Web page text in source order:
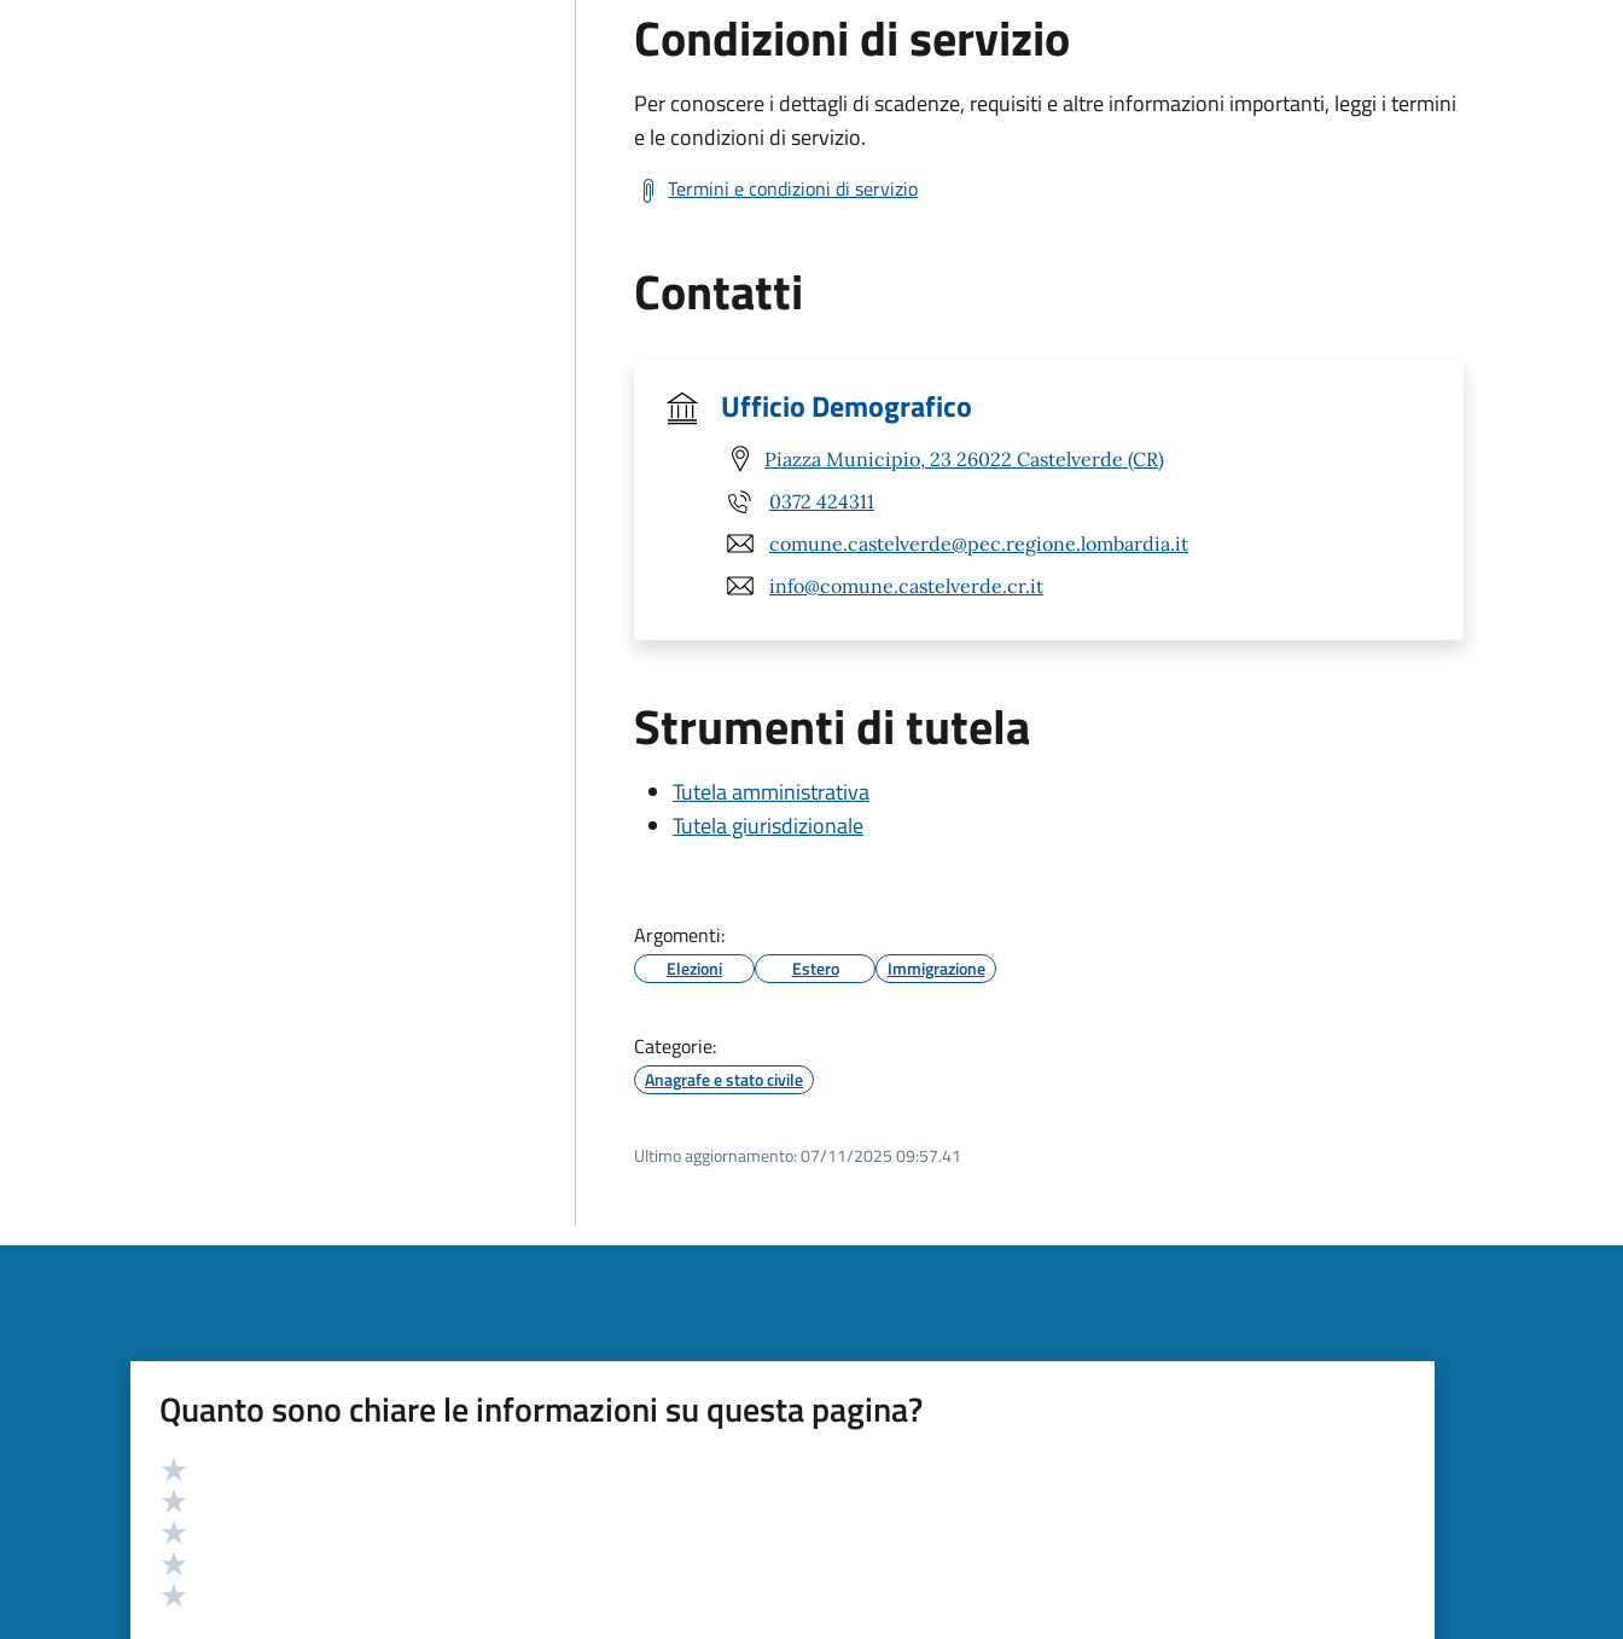
Condizioni di servizio
Per conoscere i dettagli di scadenze, requisiti e altre informazioni importanti, leggi i termini
e le condizioni di servizio.
Termini e condizioni di servizio
Contatti
Ufficio Demografico
Piazza Municipio, 23 26022 Castelverde (CR)
0372 424311
comune.castelverde@pec.regione.lombardia.it
info@comune.castelverde.cr.it
Strumenti di tutela
Tutela amministrativa
Tutela giurisdizionale
Argomenti:
Elezioni Estero Immigrazione
Categorie:
Anagrafe e stato civile
Ultimo aggiornamento:07/11/2025 09:57.41
Quanto sono chiare le informazioni su questa pagina?
Valutazione